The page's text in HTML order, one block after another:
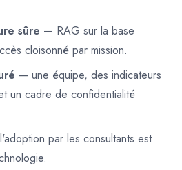
sûre — RAG sur la base
cloisonné par mission.
— une équipe, des indicateurs
un cadre de confidentialité
par les consultants est